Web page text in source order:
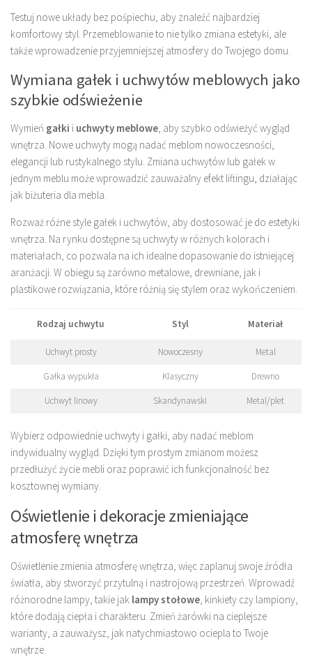
Testuj nowe układy bez pośpiechu, aby znaleźć najbardziej
komfortowy styl. Przemeblowanie to nie tylko zmiana estetyki, ale
także wprowadzenie przyjemniejszej atmosfery do Twojego domu.
Wymiana gałek i uchwytów meblowych jako
szybkie odświeżenie
Wymień gałki i uchwyty meblowe, aby szybko odświeżyć wygląd
wnętrza. Nowe uchwyty mogą nadać meblom nowoczesności,
elegancji lub rustykalnego stylu. Zmiana uchwytów lub gałek w
jednym meblu może wprowadzić zauważalny efekt liftingu, działając
jak biżuteria dla mebla.
Rozważ różne style gałek i uchwytów, aby dostosować je do estetyki
wnętrza. Na rynku dostępne są uchwyty w różnych kolorach i
materiałach, co pozwala na ich idealne dopasowanie do istniejącej
aranżacji. W obiegu są zarówno metalowe, drewniane, jak i
plastikowe rozwiązania, które różnią się stylem oraz wykończeniem.
Rodzaj uchwytu Styl Materiał
Uchwyt prosty Nowoczesny Metal
Gałka wypukła Klasyczny Drewno
Uchwyt linowy Skandynawski Metal/plet
Wybierz odpowiednie uchwyty i gałki, aby nadać meblom
indywidualny wygląd. Dzięki tym prostym zmianom możesz
przedłużyć życie mebli oraz poprawić ich funkcjonalność bez
kosztownej wymiany.
Oświetlenie i dekoracje zmieniające
atmosferę wnętrza
Oświetlenie zmienia atmosferę wnętrza, więc zaplanuj swoje źródła
światła, aby stworzyć przytulną i nastrojową przestrzeń. Wprowadź
różnorodne lampy, takie jak lampy stołowe , kinkiety czy lampiony,
które dodają ciepła i charakteru. Zmień żarówki na cieplejsze
warianty, a zauważysz, jak natychmiastowo ociepla to Twoje
wnętrze.